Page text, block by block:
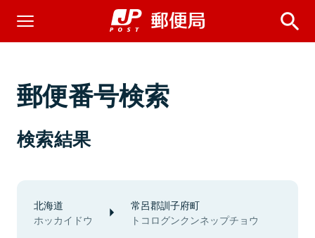
郵便番号検索
検索結果
北海道
ホッカイドウ
常呂郡訓子府町
トコログンクンネップチョウ